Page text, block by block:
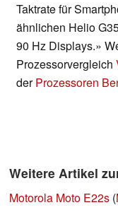
Taktrate für
ähnlichen Helio
90 Hz Displays.»
Prozessorvergleich
derProzessoren
Weitere Artikel
Motorola Moto E22s (